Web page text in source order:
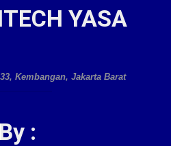
YASA
Kembangan, Jakarta Barat
: